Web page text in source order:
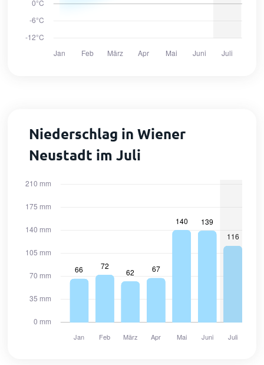
Niederschlag in Wiener
Neustadt im Juli